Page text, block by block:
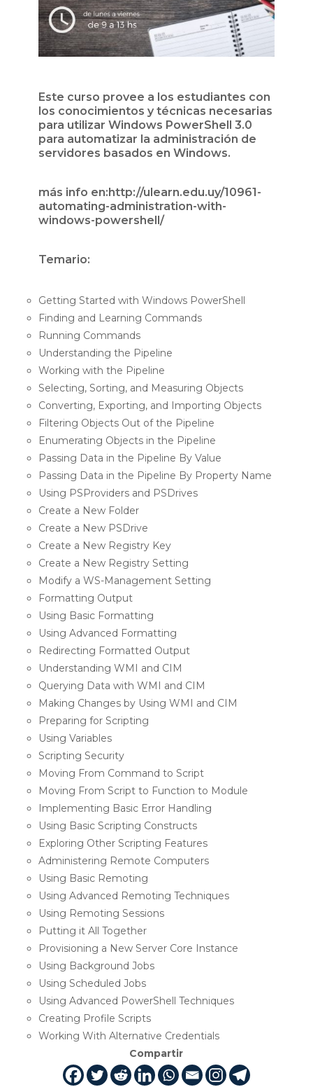
Este curso provee a los estudiantes con
los conocimientos y técnicas necesarias
para utilizar Windows PowerShell 3.0
para automatizar la administración de
servidores basados en Windows.
más info en:http://ulearn.edu.uy/10961-
automating-administration-with-
windows-powershell/
Temario:
Getting Started with Windows PowerShell
Finding and Learning Commands
Running Commands
Understanding the Pipeline
Working with the Pipeline
Selecting, Sorting, and Measuring Objects
Converting, Exporting, and Importing Objects
Filtering Objects Out of the Pipeline
Enumerating Objects in the Pipeline
Passing Data in the Pipeline By Value
Passing Data in the Pipeline By Property Name
Using PSProviders and PSDrives
Create a New Folder
Create a New PSDrive
Create a New Registry Key
Create a New Registry Setting
Modify a WS-Management Setting
Formatting Output
Using Basic Formatting
Using Advanced Formatting
Redirecting Formatted Output
Understanding WMI and CIM
Querying Data with WMI and CIM
Making Changes by Using WMI and CIM
Preparing for Scripting
Using Variables
Scripting Security
Moving From Command to Script
Moving From Script to Function to Module
Implementing Basic Error Handling
Using Basic Scripting Constructs
Exploring Other Scripting Features
Administering Remote Computers
Using Basic Remoting
Using Advanced Remoting Techniques
Using Remoting Sessions
Putting it All Together
Provisioning a New Server Core Instance
Using Background Jobs
Using Scheduled Jobs
Using Advanced PowerShell Techniques
Creating Profile Scripts
Working With Alternative Credentials
Compartir